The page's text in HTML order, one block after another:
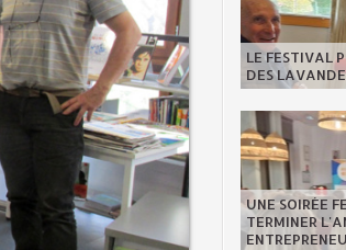
LE FESTIVAL
DES
UNE SOIRÉE
TERMINER